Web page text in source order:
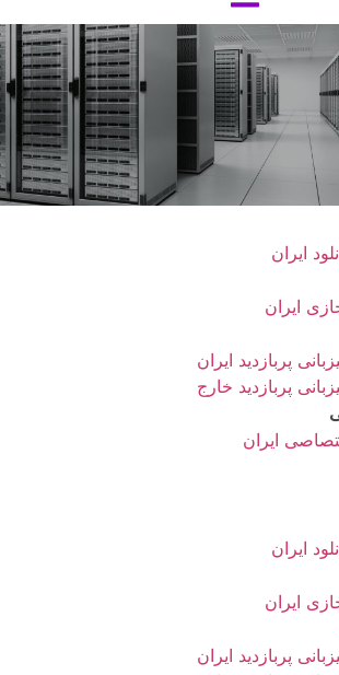
ایران
ایران
پربازدید ایران
پربازدید خارج
ایران
ایران
ایران
پربازدید ایران